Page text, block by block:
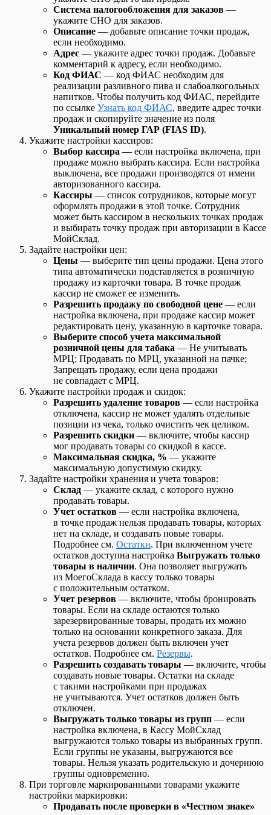
MSPOS
Сканер кодов маркировки Zebra DS2208
Сканер штрихкодов Honeywell 1470G
Сканер штрихкодов Mertech 2200 P2D
Сканер штрихкодов Атол 2108 Plus
Сканеры штрихкодов при работе с Кассой
МойСклад
Штрих: Диагностика подключения и
проверки связи с ОФД
Штрих-М: Как закрыть смену через тест-
драйвер
Штрих-М: Как изменить систему
налогообложения в кассе
Штрих-М: Подключение по TCP/IP
(Windows)
Список Начисления зарплаты
Список Приходных ордеров
Список Производственных заданий
Список Расходных ордеров
Список Розничных продаж
Список Розничных смен
Список Счетов-фактур выданных
Список Счетов-фактур полученных
Список Счетов покупателям
Список Счетов поставщиков
Справочник Контрагентов
Шаблоны для Беларуси
Шаблоны для Казахстана
Шаблоны для отчета Взаиморасчеты
Шаблоны для отчета Обороты
Шаблоны для отчета Остатки
Шаблоны для отчета Прибыльность
Шаблоны для отчета Товары на реализации
Шаблоны для отчета Управление закупками
Шаблоны для Узбекистана
Шаблоны для Украины
Шаблоны Договоров
Этикетки и ценники
Система налогообложения для заказов —
укажите СНО для заказов.
Описание — добавьте описание точки продаж,
если необходимо.
Адрес — укажите адрес точки продаж. Добавьте
комментарий к адресу, если необходимо.
Код ФИАС — код ФИАС необходим для
реализации разливного пива и слабоалкогольных
напитков. Чтобы получить код ФИАС, перейдите
по ссылке Узнать код ФИАС, введите адрес точки
продаж и скопируйте значение из поля
Уникальный номер ГАР (FIAS ID).
Укажите настройки кассиров:
Выбор кассира — если настройка включена, при
продаже можно выбрать кассира. Если настройка
выключена, все продажи производятся от имени
авторизованного кассира.
Кассиры — список сотрудников, которые могут
оформлять продажи в этой точке. Сотрудник
может быть кассиром в нескольких точках продаж
и выбирать точку продаж при авторизации в Кассе
МойСклад.
Задайте настройки цен:
Цены — выберите тип цены продажи. Цена этого
типа автоматически подставляется в розничную
продажу из карточки товара. В точке продаж
кассир не сможет ее изменить.
Разрешить продажу по свободной цене — если
настройка включена, при продаже кассир может
редактировать цену, указанную в карточке товара.
Выберите способ учета максимальной
розничной цены для табака — Не учитывать
МРЦ; Продавать по МРЦ, указанной на пачке;
Запрещать продажу, если цена продажи
не совпадает с МРЦ.
Укажите настройки продаж и скидок:
Разрешить удаление товаров — если настройка
отключена, кассир не может удалять отдельные
позиции из чека, только очистить чек целиком.
Разрешить скидки — включите, чтобы кассир
мог продавать товары со скидкой в кассе.
Максимальная скидка, % — укажите
максимальную допустимую скидку.
Задайте настройки хранения и учета товаров:
Склад — укажите склад, с которого нужно
продавать товары.
Учет остатков — если настройка включена,
в точке продаж нельзя продавать товары, которых
нет на складе, и создавать новые товары.
Подробнее см. Остатки. При включенном учете
остатков доступна настройка Выгружать только
товары в наличии. Она позволяет выгружать
из МоегоСклада в кассу только товары
с положительным остатком.
Учет резервов — включите, чтобы бронировать
товары. Если на складе остаются только
зарезервированные товары, продать их можно
только на основании конкретного заказа. Для
учета резервов должен быть включен учет
остатков. Подробнее см. Резервы.
Разрешить создавать товары — включите, чтобы
создавать новые товары. Остатки на складе
с такими настройками при продажах
не учитываются. Учет остатков должен быть
отключен.
Выгружать только товары из групп — если
настройка включена, в Кассу МойСклад
выгружаются только товары из выбранных групп.
Если группы не указаны, выгружаются все
товары. Нельзя указать родительскую и дочернюю
группы одновременно.
При торговле маркированными товарами укажите
настройки маркировки:
Продавать после проверки в «Честном знаке»